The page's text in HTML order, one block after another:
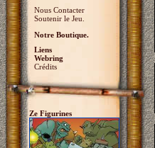
Nous Contacter
Soutenir le Jeu.
Notre Boutique.
Liens
Webring
Crédits
Ze Figurines